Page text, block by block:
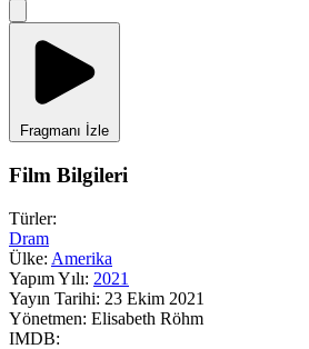
Fragmanı İzle
Film Bilgileri
Türler:
Dram
Ülke: Amerika
Yapım Yılı: 2021
Yayın Tarihi: 23 Ekim 2021
Yönetmen: Elisabeth Röhm
IMDB: